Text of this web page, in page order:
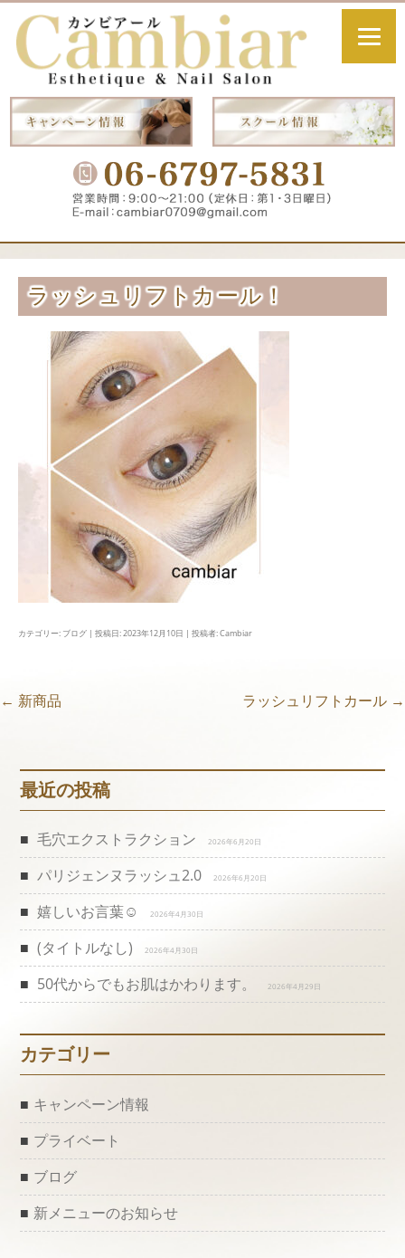
ラッシュリフトカール！
カテゴリー: ブログ | 投稿日:2023年12月10日 | 投稿者:Cambiar
投
ナ
ビ
ゲ
ー
シ
ン
← 新商品 ラッシュリフトカール →
最近の投稿
毛穴エクストラクション 2026年6月20日
パリジェンヌラッシュ2.0 2026年6月20日
嬉しいお言葉☺️ 2026年4月30日
(タイトルなし) 2026年4月30日
50代からでもお肌はかわります。 2026年4月29日
カテゴリー
キャンペーン情報
プライベート
ブログ
新メニューのお知らせ